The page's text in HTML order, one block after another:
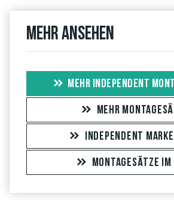
Mehr ansehen
MEHR INDEPENDENT
MEHR
INDEPENDENT
MONTAGESÄTZE IM